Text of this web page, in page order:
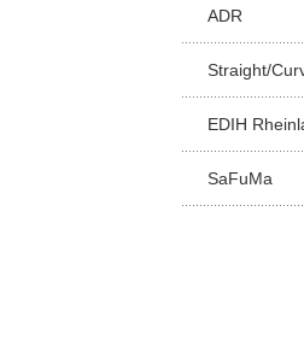
ADR
Straight/
EDIH
SaFuMa